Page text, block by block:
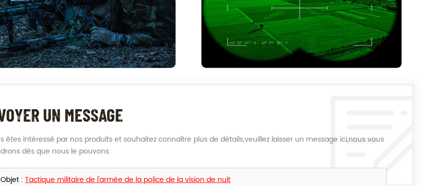
UN MESSAGE
êtes intéressé par nos produits et souhaitez connaître plus de détails,veuillez laisser un message ici,nous vous
dès que nous le pouvons.
Objet :Tactique militaire de l'armée de la police de la vision de nuit